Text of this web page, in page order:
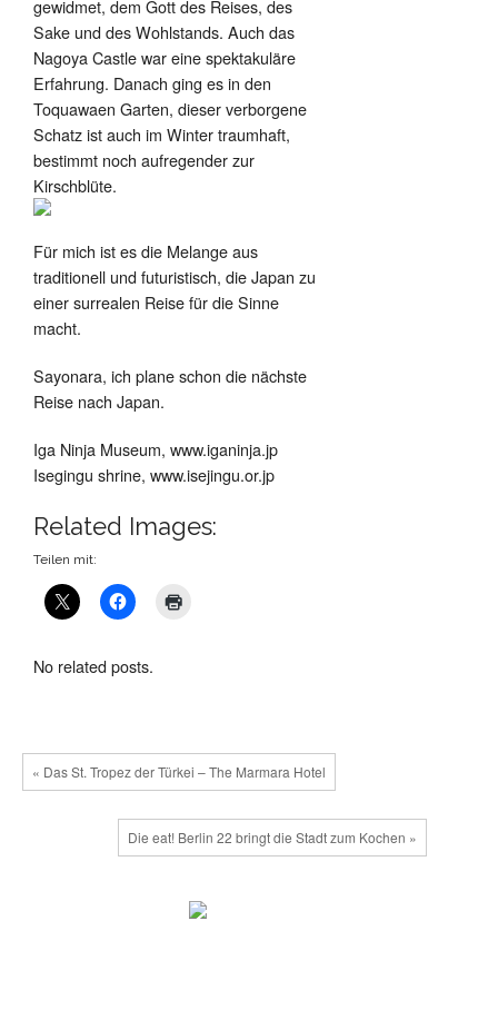
gewidmet, dem Gott des Reises, des
Sake und des Wohlstands. Auch das
Nagoya Castle war eine spektakuläre
Erfahrung. Danach ging es in den
Toquawaen Garten, dieser verborgene
Schatz ist auch im Winter traumhaft,
bestimmt noch aufregender zur
Kirschblüte.
Für mich ist es die Melange aus
traditionell und futuristisch, die Japan zu
einer surrealen Reise für die Sinne
macht.
Sayonara, ich plane schon die nächste
Reise nach Japan.
Iga Ninja Museum, www.iganinja.jp
Isegingu shrine, www.isejingu.or.jp
Related Images:
Teilen mit:
No related posts.
« Das St. Tropez der Türkei – The Marmara Hotel
Die eat! Berlin 22 bringt die Stadt zum Kochen »